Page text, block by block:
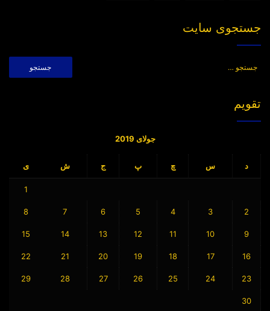
جستجوی سایت
تقویم
جولای 2019
د س چ پ ج ش ی
1
2
3
4
5
6
7
8
9
10
11
12
13
14
15
16
17
18
19
20
21
22
23
24
25
26
27
28
29
30